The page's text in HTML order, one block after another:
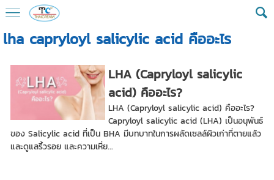
lha capryloyl salicylic acid คืออะไร
LHA (Capryloyl salicylic
acid) คืออะไร?
LHA (Capryloyl salicylic acid) คืออะไร?
Capryloyl salicylic acid (LHA) เป็นอนุพันธ์
ของ Salicylic acid ที่เป็น BHA มีบทบาทในการผลัดเซลล์ผิวเก่าที่ตายแล้ว
และดูแลริ้วรอย และความเหี่ย...